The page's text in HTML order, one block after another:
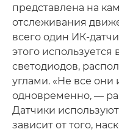
представлена на
отслеживания
всего один ИК-
этого
светодиодов,
углами. «Не все они
одновременно, —
Датчики
зависит от того,